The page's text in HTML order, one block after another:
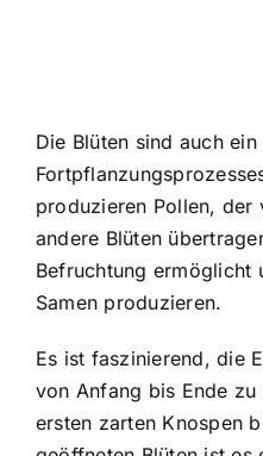
Die Blüten sind auch
produzieren Pollen, der
andere Blüten
Befruchtung ermöglicht
Samen produzieren.
Es ist faszinierend, die
von Anfang bis Ende
ersten zarten Knospen